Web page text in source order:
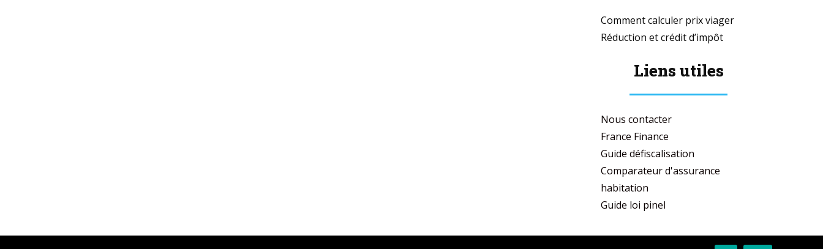
Comment calculer prix viager
Réduction et crédit d’impôt
Liens utiles
Nous contacter
France Finance
Guide défiscalisation
Comparateur d'assurance
habitation
Guide loi pinel